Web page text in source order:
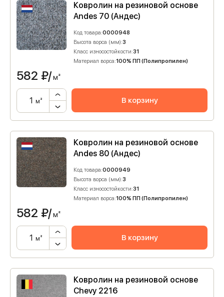
Ковролин на резиновой основе
Andes 70 (Андес)
Код товара:0000948
Высота ворса (мм):3
Класс износостойкости:31
Материал ворса:100% ПП (Полипропилен)
582 ₽/м²
м² В корзину
Ковролин на резиновой основе
Andes 80 (Андес)
Код товара:0000949
Высота ворса (мм):3
Класс износостойкости:31
Материал ворса:100% ПП (Полипропилен)
582 ₽/м²
м² В корзину
Ковролин на резиновой основе
Chevy 2216